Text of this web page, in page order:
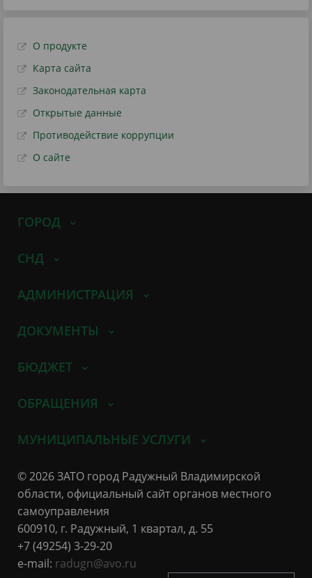
О продукте
Карта сайта
Законодательная карта
Открытые данные
Противодействие коррупции
О сайте
ГОРОД
СНД
АДМИНИСТРАЦИЯ
ДОКУМЕНТЫ
БЮДЖЕТ
ОБРАЩЕНИЯ
МУНИЦИПАЛЬНЫЕ УСЛУГИ
© 2026 ЗАТО город Радужный Владимирской
области, официальный сайт органов местного
самоуправления
600910, г. Радужный, 1 квартал, д. 55
+7 (49254) 3-29-20
e-mail: radugn@avo.ru